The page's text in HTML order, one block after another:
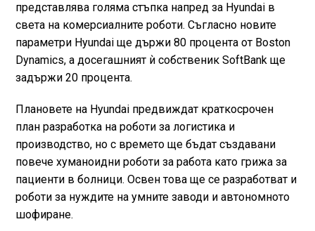
представлява голяма стъпка напред за Hyundai в
света на комерсиалните роботи. Съгласно новите
параметри Hyundai ще държи 80 процента от Boston
Dynamics, а досегашният ѝ собственик SoftBank ще
задържи 20 процента.
Плановете на Hyundai предвиждат краткосрочен
план разработка на роботи за логистика и
производство, но с времето ще бъдат създавани
повече хуманоидни роботи за работа като грижа за
пациенти в болници. Освен това ще се разработват и
роботи за нуждите на умните заводи и автономното
шофиране.